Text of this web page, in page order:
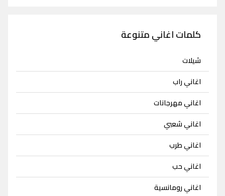
كلمات اغاني متنوعة
شيلات
اغاني راب
اغاني مهرجانات
اغاني شعبي
اغاني طرب
اغاني حب
اغاني رومانسية